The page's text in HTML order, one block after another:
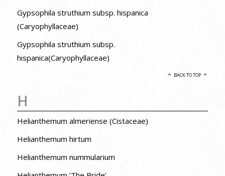
Gypsophila struthium subsp. hispanica
(Caryophyllaceae)
Gypsophila struthium subsp.
hispanica(Caryophyllaceae)
BACK TO TOP
H
Helianthemum almeriense (Cistaceae)
Helianthemum hirtum
Helianthemum nummularium